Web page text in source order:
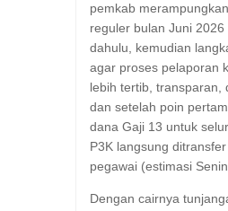
pemkab
reguler bulan Juni 2026
dahulu, kemudian
agar proses pelaporan
lebih tertib, transparan,
dan setelah poin
dana Gaji 13 untuk
P3K langsung
pegawai (estimasi
Dengan cairnya